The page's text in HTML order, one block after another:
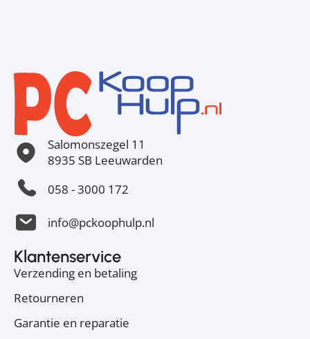
Salomonszegel 11
8935 SB Leeuwarden
058 - 3000 172
info@pckoophulp.nl
Klantenservice
Verzending en betaling
Retourneren
Garantie en reparatie